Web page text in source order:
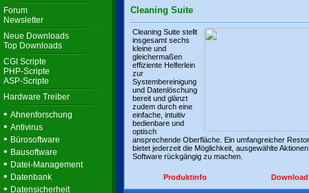
Forum
Newsletter
Neue Downloads
Top Downloads
CGI Scripte
PHP-Scripte
ASP-Scripte
Hardware Treiber
• Ahnenforschung
• Antivirus
• Bürosoftware
• Bausoftware
• Datei-Management
• Datenbank
• Datensicherheit
Cleaning Suite
Cleaning Suite stellt
insgesamt sechs
kleine und
gleichermaßen
effiziente Helferlein
zur
Systembereinigung
und Datenlöschung
bereit und glänzt
zudem durch eine
einfache, intuitiv
bedienbare und
optisch
ansprechende Oberfläche. Ein umfangreicher
bietet jederzeit die Möglichkeit, ausgewählte
Software rückgängig zu machen.
Produktinfo Download